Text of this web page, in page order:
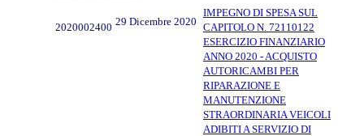
2020002400 29 Dicembre 2020
IMPEGNO DI SPESA SUL
CAPITOLO N. 72110122
ESERCIZIO FINANZIARIO
ANNO 2020 - ACQUISTO
AUTORICAMBI PER
RIPARAZIONE E
MANUTENZIONE
STRAORDINARIA VEICOLI
ADIBITI A SERVIZIO DI